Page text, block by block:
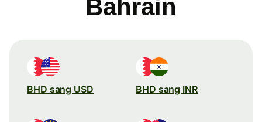
Bahrain
BHD sang USD BHD sang INR